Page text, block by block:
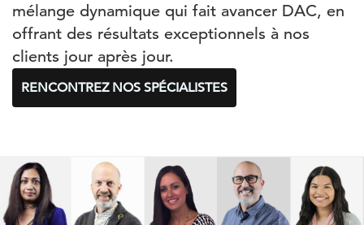
mélange dynamique qui fait avancer DAC, en
offrant des résultats exceptionnels à nos
clients jour après jour.
RENCONTREZ NOS SPÉCIALISTES